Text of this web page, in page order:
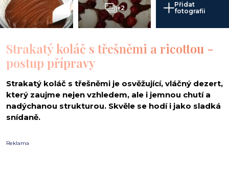
+2
Přidat
fotografii
Strakatý koláč s třešněmi a ricottou -
postup přípravy
Strakatý koláč s třešněmi je osvěžující, vláčný dezert,
který zaujme nejen vzhledem, ale i jemnou chutí a
nadýchanou strukturou. Skvěle se hodí i jako sladká
snídaně.
Reklama